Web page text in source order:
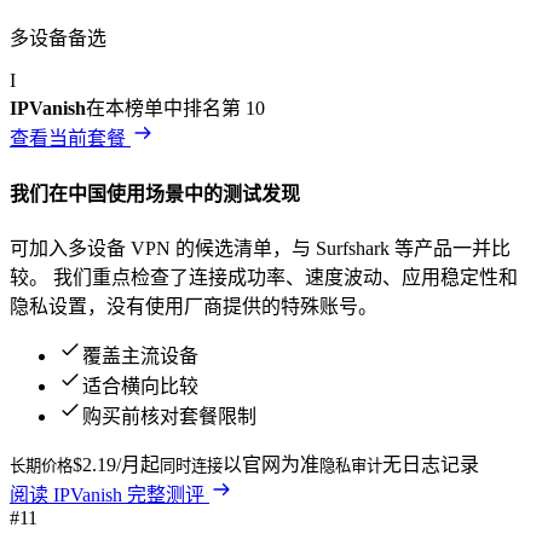
多设备备选
I
IPVanish在本榜单中排名第 10
查看当前套餐
我们在中国使用场景中的测试发现
可加入多设备 VPN 的候选清单，与 Surfshark 等产品一并比
较。
我们重点检查了连接成功率、速度波动、应用稳定性和
隐私设置，没有使用厂商提供的特殊账号。
覆盖主流设备
适合横向比较
购买前核对套餐限制
长期价格$2.19/月起 同时连接以官网为准 隐私审计无日志记录
阅读 IPVanish 完整测评
#11